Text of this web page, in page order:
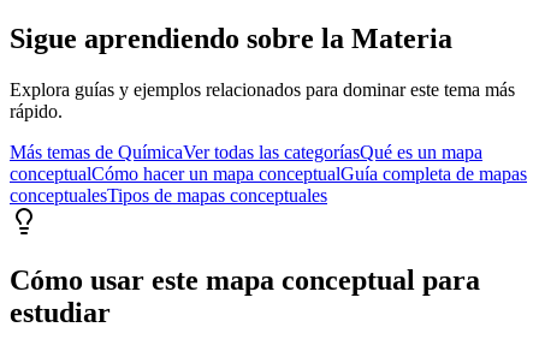
Sigue aprendiendo sobre la Materia
Explora guías y ejemplos relacionados para dominar este tema más
rápido.
Más temas de QuímicaVer todas las categoríasQué es un mapa
conceptualCómo hacer un mapa conceptualGuía completa de mapas
conceptualesTipos de mapas conceptuales
Cómo usar este mapa conceptual para
estudiar